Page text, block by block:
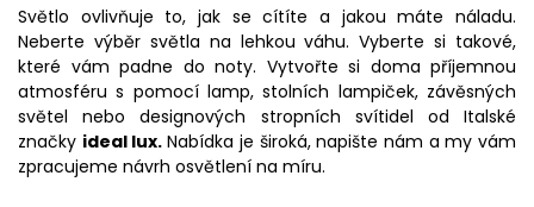
Světlo ovlivňuje to, jak se cítíte a jakou máte náladu.
Neberte výběr světla na lehkou váhu. Vyberte si takové,
které vám padne do noty. Vytvořte si doma příjemnou
atmosféru s pomocí lamp, stolních lampiček, závěsných
světel nebo designových stropních svítidel od Italské
značky ideal lux.Nabídka je široká, napište nám a my vám
zpracujeme návrh osvětlení na míru.